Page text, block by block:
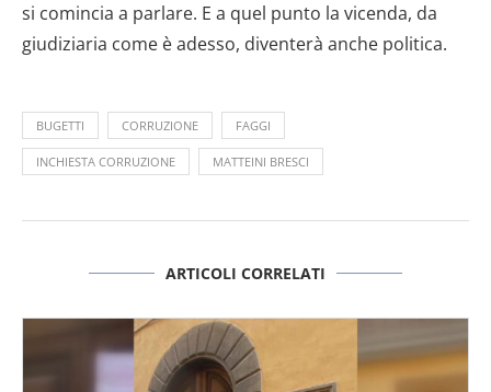
si comincia a parlare. E a quel punto la vicenda, da
giudiziaria come è adesso, diventerà anche politica.
BUGETTI CORRUZIONE FAGGI
INCHIESTA CORRUZIONE MATTEINI BRESCI
ARTICOLI CORRELATI